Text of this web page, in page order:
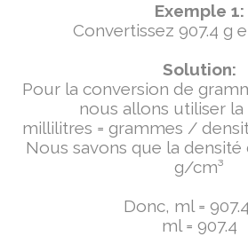
Exemple 1:
Convertissez 907.4 g
Solution:
Pour la conversion de
nous allons utiliser
millilitres = grammes /
Nous savons que la densité
g/cm³
Donc, ml =
ml = 907.4